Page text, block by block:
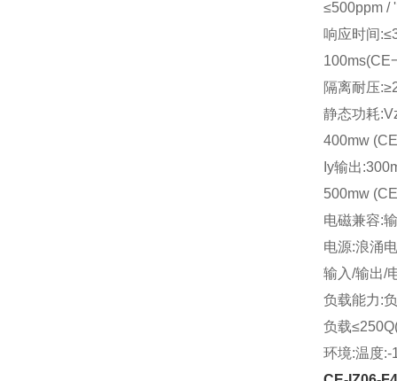
≤500ppm
响应时间
100ms(CE
隔离耐压
静态功耗
400mw
Iy输出
500mw
电磁兼容:
电源:浪涌
输入/输出/
负载能力:
负载
环境:温度